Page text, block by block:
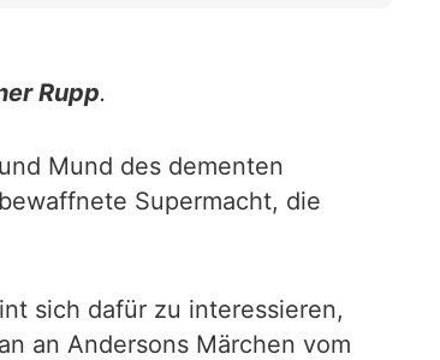
Rupp.
Mund des dementen
Supermacht, die
sich dafür zu interessieren,
an Andersons Märchen vom